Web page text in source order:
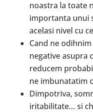
noastra la toate
importanta unui
acelasi nivel cu
Cand ne
negative asupra
reducem
ne imbunatatim
Dimpotriva,
iritabilitate… si